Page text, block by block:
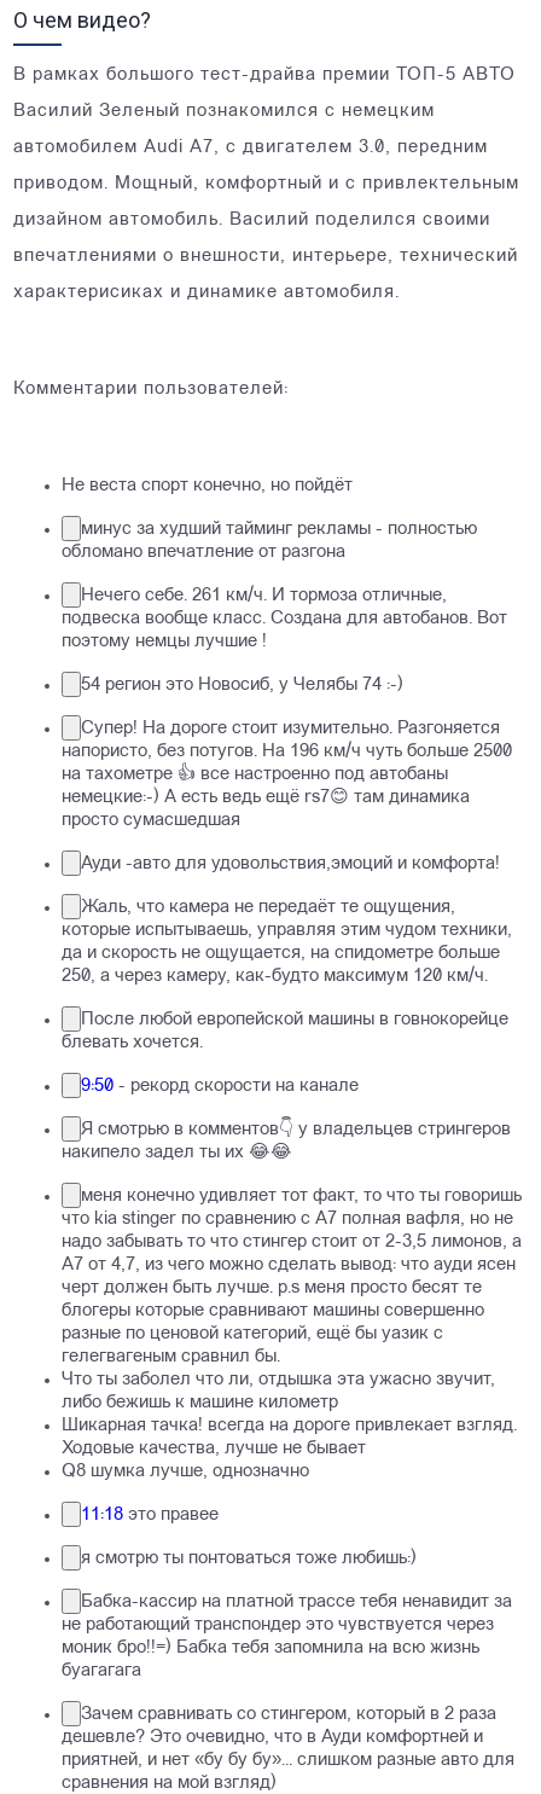
О чем видео?
В рамках большого тест-драйва премии ТОП-5 АВТО
Василий Зеленый познакомился с немецким
автомобилем Audi A7, с двигателем 3.0, передним
приводом. Мощный, комфортный и с привлектельным
дизайном автомобиль. Василий поделился своими
впечатлениями о внешности, интерьере, технический
характерисиках и динамике автомобиля.
Комментарии пользователей:
Не веста спорт конечно, но пойдёт
минус за худший тайминг рекламы - полностью
обломано впечатление от разгона
Нечего себе. 261 км/ч. И тормоза отличные,
подвеска вообще класс. Создана для автобанов. Вот
поэтому немцы лучшие !
54 регион это Новосиб, у Челябы 74 :-)
Супер! На дороге стоит изумительно. Разгоняется
напористо, без потугов. На 196 км/ч чуть больше 2500
на тахометре 👍 все настроенно под автобаны
немецкие:-) А есть ведь ещё rs7😊 там динамика
просто сумасшедшая
Ауди -авто для удовольствия,эмоций и комфорта!
Жаль, что камера не передаёт те ощущения,
которые испытываешь, управляя этим чудом техники,
да и скорость не ощущается, на спидометре больше
250, а через камеру, как-будто максимум 120 км/ч.
После любой европейской машины в говнокорейце
блевать хочется.
9:50 - рекорд скорости на канале
Я смотрью в комментов👇 у владельцев стрингеров
накипело задел ты их 😂😂
меня конечно удивляет тот факт, то что ты говоришь
что kia stinger по сравнению с А7 полная вафля, но не
надо забывать то что стингер стоит от 2-3,5 лимонов, а
А7 от 4,7, из чего можно сделать вывод: что ауди ясен
черт должен быть лучше. p.s меня просто бесят те
блогеры которые сравнивают машины совершенно
разные по ценовой категорий, ещё бы уазик с
гелегвагеным сравнил бы.
Что ты заболел что ли, отдышка эта ужасно звучит,
либо бежишь к машине километр
Шикарная тачка! всегда на дороге привлекает взгляд.
Ходовые качества, лучше не бывает
Q8 шумка лучше, однозначно
11:18 это правее
я смотрю ты понтоваться тоже любишь:)
Бабка-кассир на платной трассе тебя ненавидит за
не работающий транспондер это чувствуется через
моник бро!!=) Бабка тебя запомнила на всю жизнь
буагагага
Зачем сравнивать со стингером, который в 2 раза
дешевле? Это очевидно, что в Ауди комфортней и
приятней, и нет «бу бу бу»... слишком разные авто для
сравнения на мой взгляд)